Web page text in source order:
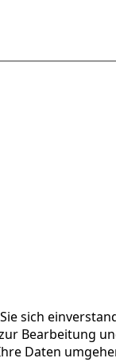
sich
Bearbeitung
Daten